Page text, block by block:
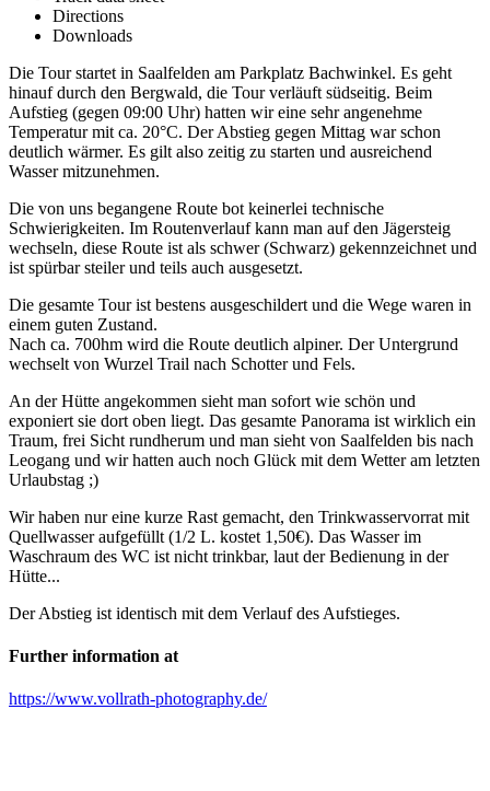
Directions
Downloads
Die Tour startet in Saalfelden am Parkplatz Bachwinkel. Es geht
hinauf durch den Bergwald, die Tour verläuft südseitig. Beim
Aufstieg (gegen 09:00 Uhr) hatten wir eine sehr angenehme
Temperatur mit ca. 20°C. Der Abstieg gegen Mittag war schon
deutlich wärmer. Es gilt also zeitig zu starten und ausreichend
Wasser mitzunehmen.
Die von uns begangene Route bot keinerlei technische
Schwierigkeiten. Im Routenverlauf kann man auf den Jägersteig
wechseln, diese Route ist als schwer (Schwarz) gekennzeichnet und
ist spürbar steiler und teils auch ausgesetzt.
Die gesamte Tour ist bestens ausgeschildert und die Wege waren in
einem guten Zustand.
Nach ca. 700hm wird die Route deutlich alpiner. Der Untergrund
wechselt von Wurzel Trail nach Schotter und Fels.
An der Hütte angekommen sieht man sofort wie schön und
exponiert sie dort oben liegt. Das gesamte Panorama ist wirklich ein
Traum, frei Sicht rundherum und man sieht von Saalfelden bis nach
Leogang und wir hatten auch noch Glück mit dem Wetter am letzten
Urlaubstag ;)
Wir haben nur eine kurze Rast gemacht, den Trinkwasservorrat mit
Quellwasser aufgefüllt (1/2 L. kostet 1,50€). Das Wasser im
Waschraum des WC ist nicht trinkbar, laut der Bedienung in der
Hütte...
Der Abstieg ist identisch mit dem Verlauf des Aufstieges.
Further information at
https://www.vollrath-photography.de/